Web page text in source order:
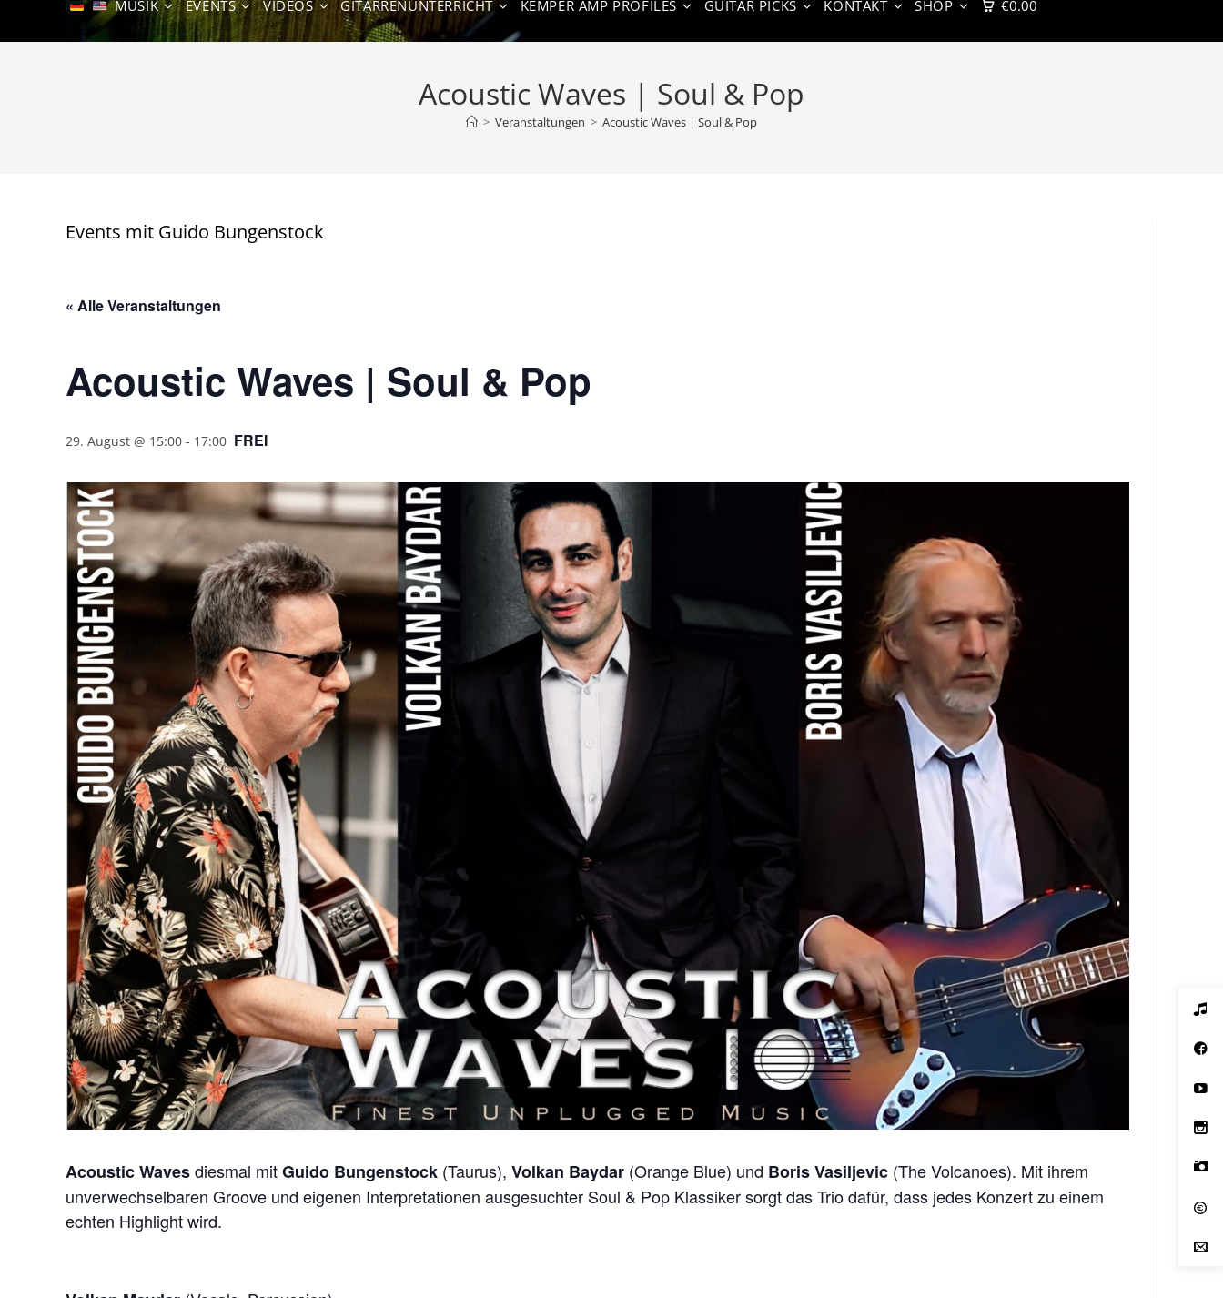
MUSIK EVENTS VIDEOS GITARRENUNTERRICHT KEMPER AMP PROFILES GUITAR PICKS KONTAKT SHOP €0.00
Acoustic Waves | Soul & Pop
> Veranstaltungen > Acoustic Waves | Soul & Pop
Events mit Guido Bungenstock
« Alle Veranstaltungen
Acoustic Waves | Soul & Pop
29. August @ 15:00 - 17:00 FREI
Acoustic Wavesdiesmal mitGuido Bungenstock (Taurus), Volkan Baydar (Orange Blue) und Boris Vasiljevic (The Volcanoes). Mit ihrem
unverwechselbaren Groove und eigenen Interpretationen ausgesuchter Soul & Pop Klassiker sorgt das Trio dafür, dass jedes Konzert zu einem
echten Highlight wird.